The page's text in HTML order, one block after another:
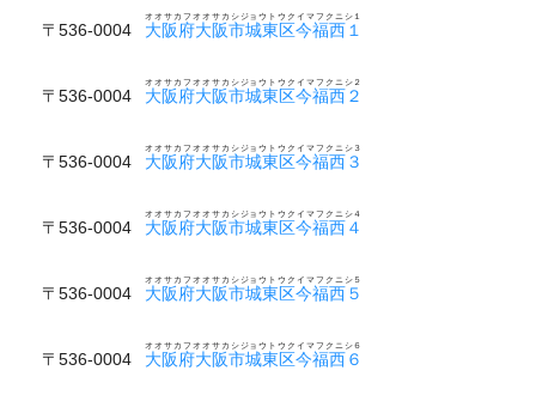
〒536-0004 大阪府大阪市城東区今福西１
オオサカフオオサカシジョウトウクイマフクニシ１
〒536-0004 大阪府大阪市城東区今福西２
オオサカフオオサカシジョウトウクイマフクニシ２
〒536-0004 大阪府大阪市城東区今福西３
オオサカフオオサカシジョウトウクイマフクニシ３
〒536-0004 大阪府大阪市城東区今福西４
オオサカフオオサカシジョウトウクイマフクニシ４
〒536-0004 大阪府大阪市城東区今福西５
オオサカフオオサカシジョウトウクイマフクニシ５
〒536-0004 大阪府大阪市城東区今福西６
オオサカフオオサカシジョウトウクイマフクニシ６